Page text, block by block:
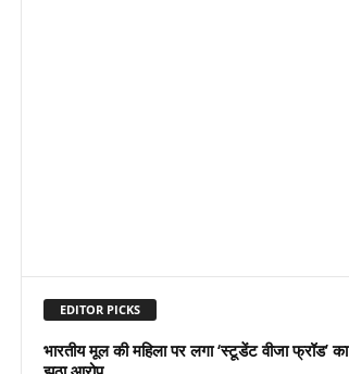
EDITOR PICKS
भारतीय मूल की महिला पर लगा ‘स्टूडेंट वीजा फ्रॉड’ का